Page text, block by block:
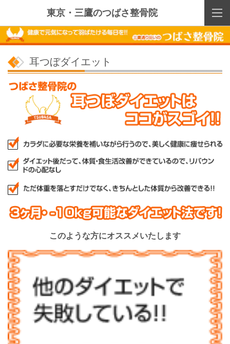
東京・三鷹のつばさ整骨院
耳つぼダイエット
このような方にオススメいたします